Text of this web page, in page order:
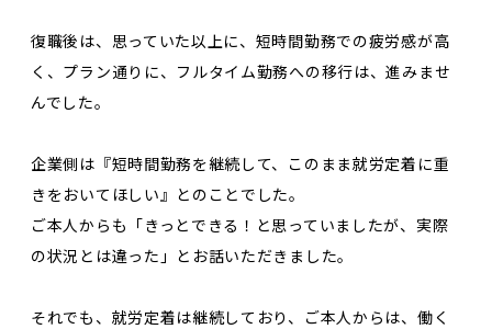
復職後は、思っていた以上に、短時間勤務での疲労感が高
く、プラン通りに、フルタイム勤務への移行は、進みませ
んでした。
企業側は『短時間勤務を継続して、このまま就労定着に重
きをおいてほしい』とのことでした。
ご本人からも「きっとできる！と思っていましたが、実際
の状況とは違った」とお話いただきました。
それでも、就労定着は継続しており、ご本人からは、働く